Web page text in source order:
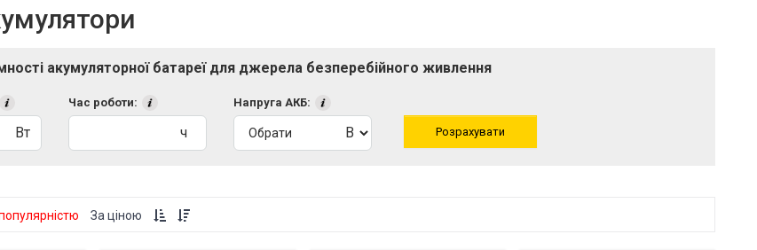
акумуляторної батареї для джерела безперебійного живлення
Вт
Час роботи:
ч
Напруга АКБ:
В
За ціною